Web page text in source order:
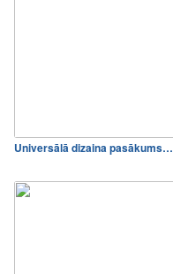
Universālā dizaina pasākums…